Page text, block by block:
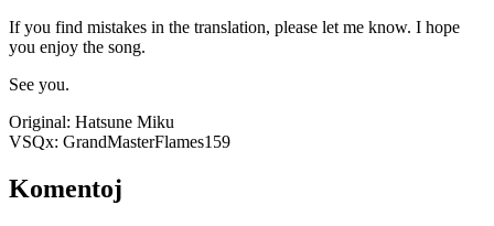
If you find mistakes in the translation, please let me know. I hope
you enjoy the song.
See you.
Original: Hatsune Miku
VSQx: GrandMasterFlames159
Komentoj